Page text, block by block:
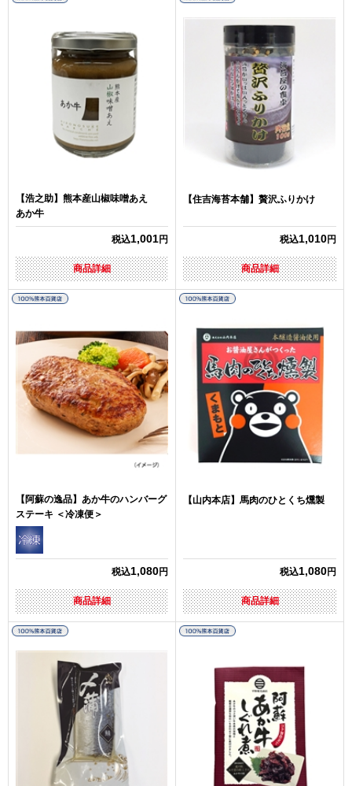
【浩之助】熊本産山椒味噌あえ
あか牛
税込1,001円
商品詳細
【住吉海苔本舗】贅沢ふりかけ
税込1,010円
商品詳細
【阿蘇の逸品】あか牛のハンバーグ
ステーキ ＜冷凍便＞
税込1,080円
商品詳細
【山内本店】馬肉のひとくち燻製
税込1,080円
商品詳細